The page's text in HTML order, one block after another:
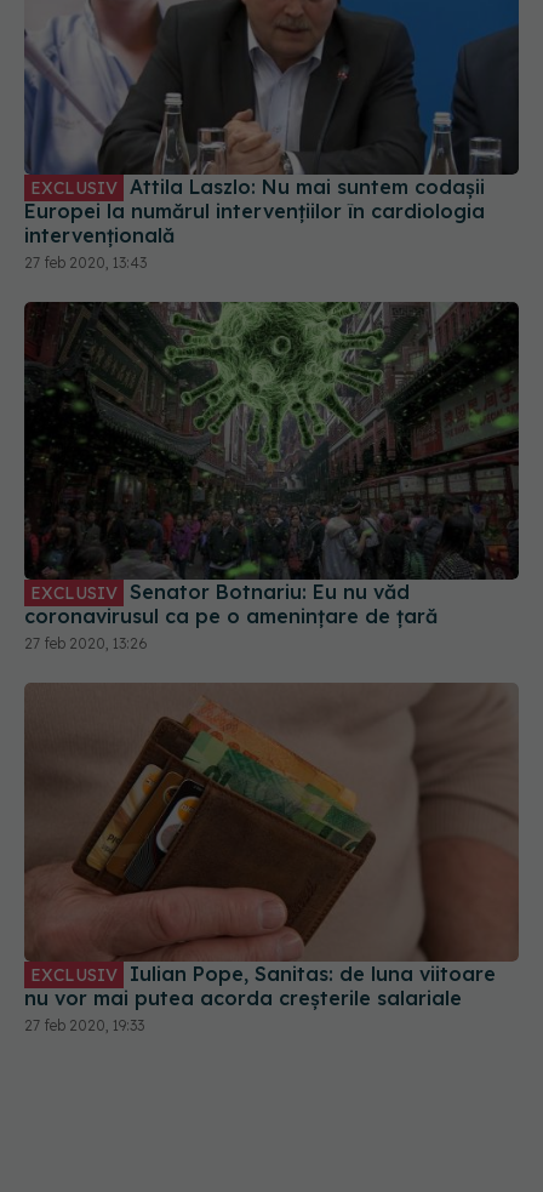
EXCLUSIV
Europei la numărul intervențiilor în cardiologia
intervențională
27 feb 2020, 13:43
EXCLUSIV
coronavirusul ca pe o amenințare de țară
27 feb 2020, 13:26
EXCLUSIV
nu vor mai putea acorda creșterile salariale
27 feb 2020, 19:33